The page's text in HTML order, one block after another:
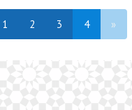
1 2 3 4 »